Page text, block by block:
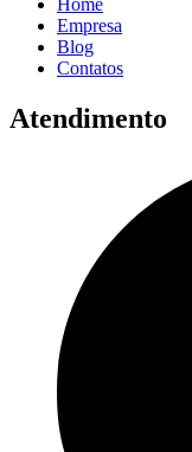
Home
Empresa
Blog
Contatos
Atendimento